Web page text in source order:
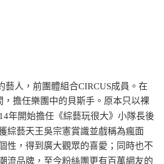
人，前團體組合CIRCUS成員。在
，擔任樂團中的貝斯手。原本只以裸
年開始擔任《綜藝玩很大》小隊長後
綜藝天王吳宗憲賞識並戲稱為瘋面
性，得到廣大觀眾的喜愛；同時也不
流品牌，至今粉絲團更有百萬網友的